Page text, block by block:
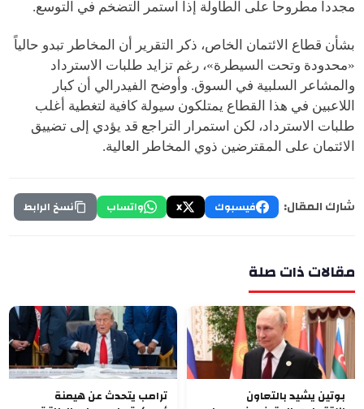
مجدداً مطروحاً على الطاولة إذا استمر التضخم في التوسع.
بشأن قطاع الائتمان الخاص، ذكر التقرير أن المخاطر تبدو حالياً
«محدودة وتحت السيطرة»، رغم تزايد طلبات الاسترداد
والمشاعر السلبية في السوق. وأوضح الفيدرالي أن كبار
اللاعبين في هذا القطاع يمتلكون سيولة كافية لتغطية أغلب
طلبات الاسترداد، لكن استمرار التراجع قد يؤدي إلى تضييق
الائتمان على المقترضين ذوي المخاطر العالية.
شارك المقال: فيسبوك X واتساب نسخ الرابط
مقالات ذات صلة
بوتين يشيد بالتعاون ترامب يتحدث عن هيمنة